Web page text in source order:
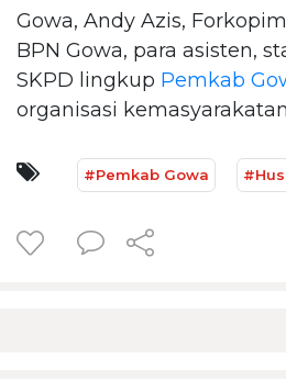
Gowa, Andy Azis,
BPN Gowa, para asisten,
SKPD lingkup Pemkab
organisasi
#Pemkab Gowa